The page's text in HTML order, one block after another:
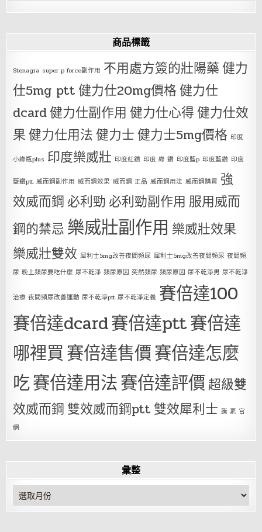
商品標籤
Stenagra super p force副作用 不用處方簽的壯陽藥健力
仕5mg ptt健力仕20mg價格健力仕
dcard健力仕副作用 健力仕心得健力仕效
果健力仕用法健力士健力士5mg價格 印度
小綠瓶plus 印度樂威壯 印度紅鑽 印度 綠 鑽 印度藍p 印度藍鑽 印度
藍鑽ptt 威而鋼副作用 威而鋼效果 威而鋼 正品 威而鋼用法 威而鋼購買 強
效威而鋼 必利勁 必利勁副作用 服用威而
鋼的禁忌 樂威壯副作用 樂威壯效果
樂威壯雙效 犀利士5mg改善夜間頻尿 犀利士5mg改善夜間頻尿 夜間頻
尿 晚上頻尿要吃什麼 尿不乾淨 頻尿原因 突然頻尿 頻尿原因 尿不乾淨男 尿不乾淨
治療 夜間頻尿改善運動 尿不乾淨ptt 尿不乾淨定義 賽倍達100
賽倍達dcard賽倍達ptt賽倍達
哪裡買賽倍達售價賽倍達怎麼
吃賽倍達用法賽倍達評價超級雙
效威而鋼 雙效威而鋼ptt 雙效犀利士 騰 素 官
網
彙整
彙
整